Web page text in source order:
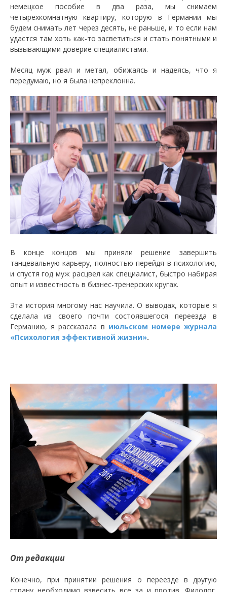
немецкое пособие в два раза, мы снимаем
четырехкомнатную квартиру, которую в Германии мы
будем снимать лет через десять, не раньше, и то если нам
удастся там хоть как-то засветиться и стать понятными и
вызывающими доверие специалистами.
Месяц муж рвал и метал, обижаясь и надеясь, что я
передумаю, но я была непреклонна.
В конце концов мы приняли решение завершить
танцевальную карьеру, полностью перейдя в психологию,
и спустя год муж расцвел как специалист, быстро набирая
опыт и известность в бизнес-тренерских кругах.
Эта история многому нас научила. О выводах, которые я
сделала из своего почти состоявшегося переезда в
Германию, я рассказала в июльском номере журнала
«Психология эффективной жизни».
От редакции
Конечно, при принятии решения о переезде в другую